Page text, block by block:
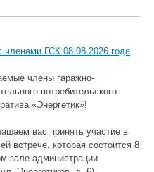
членами ГСК 08.08.2026 года
члены гаражно-
потребительского
«Энергетик»!
вас принять участие в
встрече, которая состоится 8
зале администрации